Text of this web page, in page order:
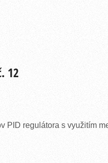
12
PID regulátora s využitím